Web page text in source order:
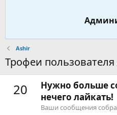
Ashir
Трофеи
20
Нужно больше
нечего лайкать!
Ваши сообщения